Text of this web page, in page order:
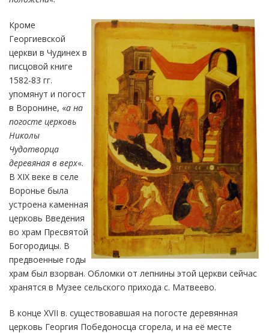
Кроме
Георгиевской
церкви в Чудинех в
писцовой книге
1582-83 гг.
упомянут и погост
в Воронине, «а на
погосте церковь
Николы
Чудотворца
деревяная в верх«.
В XIX веке в селе
Воронье была
устроена каменная
церковь Введения
во храм Пресвятой
Богородицы. В
предвоенные годы
храм был взорван. Обломки от лепнины этой церкви сейчас
хранятся в Музее сельского прихода с. Матвеево.
В конце XVII в. существовавшая на погосте деревянная
церковь Георгия Победоносца сгорела, и на её месте